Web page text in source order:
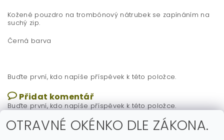
Kožené pouzdro na trombónový nátrubek se zapínáním na
suchý zip.
Černá barva
Buďte první, kdo napíše příspěvek k této položce.
Přidat komentář
Buďte první, kdo napíše příspěvek k této položce.
Přidat hodnocení
OTRAVNÉ OKÉNKO DLE ZÁKONA.